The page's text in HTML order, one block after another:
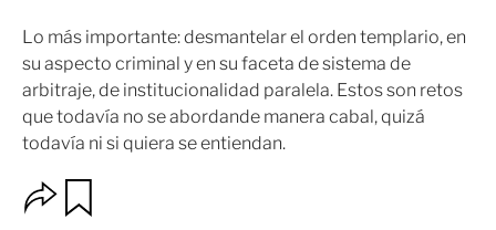
ó
Lo más importante: desmantelar el orden templario, en
su aspecto criminal y en su faceta de sistema de
arbitraje, de institucionalidad paralela. Estos son retos
que todavía no se abordande manera cabal, quizá
todavía ni si quiera se entiendan.
O
p